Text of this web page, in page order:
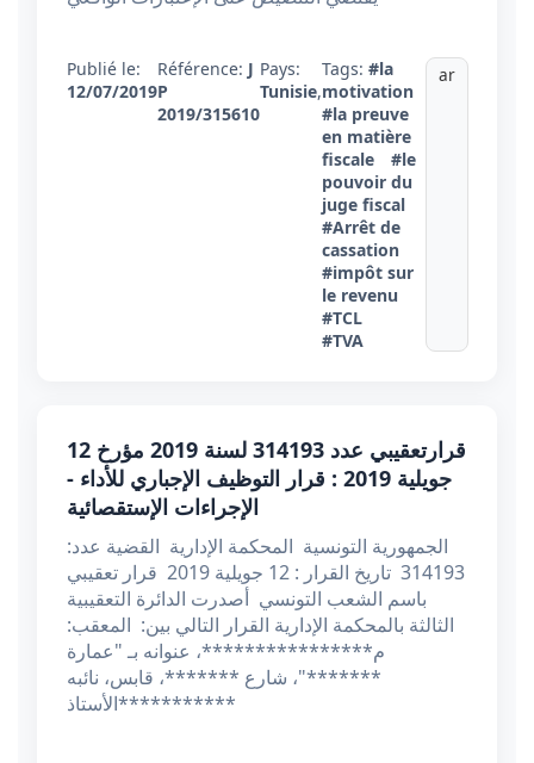
Publié le:
12/07/2019
Référence: J
P
2019/315610
Pays:
Tunisie,
Tags: #la
motivation
#la preuve
en matière
fiscale
#le
pouvoir du
juge fiscal
#Arrêt de
cassation
#impôt sur
le revenu
#TCL
#TVA
ar
قرارتعقيبي عدد 314193 لسنة 2019 مؤرخ 12
جويلية 2019 : قرار التوظيف الإجباري للأداء -
الإجراءات الإستقصائية
الجمهورية التونسية المحكمة الإدارية القضية عدد:
314193 تاريخ القرار : 12 جويلية 2019 قرار تعقيبي
باسم الشعب التونسي أصدرت الدائرة التعقيبية
الثالثة بالمحكمة الإدارية القرار التالي بين: المعقب:
م****************، عنوانه بـ "عمارة
*******"، شارع *******، قابس، نائبه
الأستاذ***********